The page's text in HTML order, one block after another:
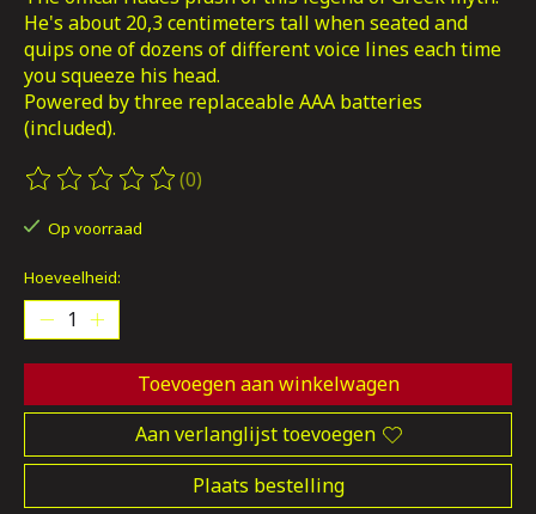
He's about 20,3 centimeters tall when seated and
quips one of dozens of different voice lines each time
you squeeze his head.
Powered by three replaceable AAA batteries
(included).
De beoordeling van dit product is
(0)
Op voorraad
Hoeveelheid:
Toevoegen aan winkelwagen
Aan verlanglijst toevoegen
Plaats bestelling